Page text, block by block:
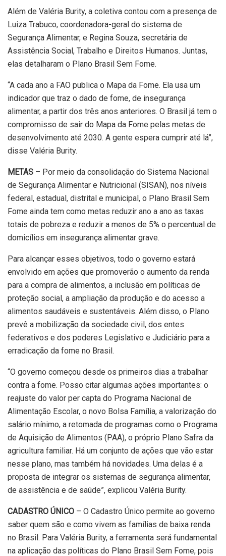
Além de Valéria Burity, a coletiva contou com a presença de
Luiza Trabuco, coordenadora-geral do sistema de
Segurança Alimentar, e Regina Souza, secretária de
Assistência Social, Trabalho e Direitos Humanos. Juntas,
elas detalharam o Plano Brasil Sem Fome.
“A cada ano a FAO publica o Mapa da Fome. Ela usa um
indicador que traz o dado de fome, de insegurança
alimentar, a partir dos três anos anteriores. O Brasil já tem o
compromisso de sair do Mapa da Fome pelas metas de
desenvolvimento até 2030. A gente espera cumprir até lá”,
disse Valéria Burity.
METAS – Por meio da consolidação do Sistema Nacional
de Segurança Alimentar e Nutricional (SISAN), nos níveis
federal, estadual, distrital e municipal, o Plano Brasil Sem
Fome ainda tem como metas reduzir ano a ano as taxas
totais de pobreza e reduzir a menos de 5% o percentual de
domicílios em insegurança alimentar grave.
Para alcançar esses objetivos, todo o governo estará
envolvido em ações que promoverão o aumento da renda
para a compra de alimentos, a inclusão em políticas de
proteção social, a ampliação da produção e do acesso a
alimentos saudáveis e sustentáveis. Além disso, o Plano
prevê a mobilização da sociedade civil, dos entes
federativos e dos poderes Legislativo e Judiciário para a
erradicação da fome no Brasil.
“O governo começou desde os primeiros dias a trabalhar
contra a fome. Posso citar algumas ações importantes: o
reajuste do valor per capta do Programa Nacional de
Alimentação Escolar, o novo Bolsa Família, a valorização do
salário mínimo, a retomada de programas como o Programa
de Aquisição de Alimentos (PAA), o próprio Plano Safra da
agricultura familiar. Há um conjunto de ações que vão estar
nesse plano, mas também há novidades. Uma delas é a
proposta de integrar os sistemas de segurança alimentar,
de assistência e de saúde”, explicou Valéria Burity.
CADASTRO ÚNICO – O Cadastro Único permite ao governo
saber quem são e como vivem as famílias de baixa renda
no Brasil. Para Valéria Burity, a ferramenta será fundamental
na aplicação das políticas do Plano Brasil Sem Fome, pois